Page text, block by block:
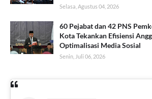
Selasa, Agustus 04, 2026
60 Pejabat dan 42 PNS
Kota Tekankan Efisiensi
Optimalisasi Media Sosial
Senin, Juli 06, 2026